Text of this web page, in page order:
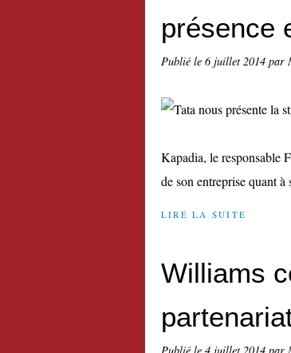
présence
Publié le 6 juillet 2014 par
Kapadia, le responsable
de son entreprise quant
LIRE LA SUITE
Williams